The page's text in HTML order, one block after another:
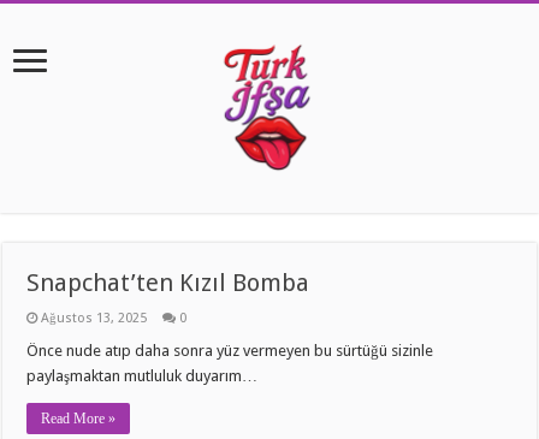
Snapchat’ten Kızıl Bomba
Ağustos 13, 2025 0
Önce nude atıp daha sonra yüz vermeyen bu sürtüğü sizinle
paylaşmaktan mutluluk duyarım…
Read More »